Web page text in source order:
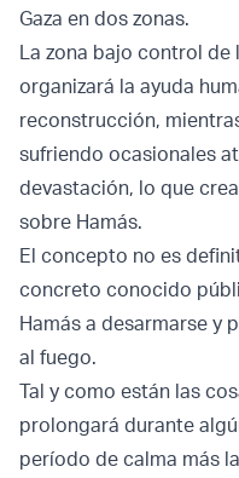
Gaza en dos zonas.
La zona bajo control de
organizará la ayuda
reconstrucción,
sufriendo ocasionales
devastación, lo que
sobre Hamás.
El concepto no es
concreto conocido
Hamás a desarmarse y
al fuego.
Tal y como están las
prolongará durante
período de calma más